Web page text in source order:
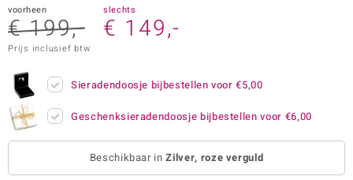
Paraíso
voorheen
€ 199,-
slechts
€ 149,-
Prijs inclusief btw
Sieradendoosje bijbestellen voor€5,00
Geschenksieradendoosje bijbestellen voor €6,00
Beschikbaar inZilver, roze verguld